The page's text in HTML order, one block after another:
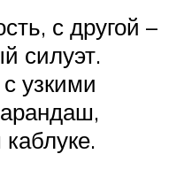
с другой –
силуэт.
узкими